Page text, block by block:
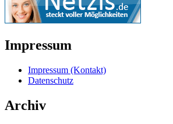
Impressum
Impressum (Kontakt)
Datenschutz
Archiv